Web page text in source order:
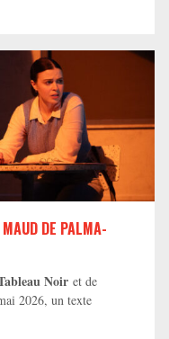
DE PALMA-
Noir et de
2026, un texte